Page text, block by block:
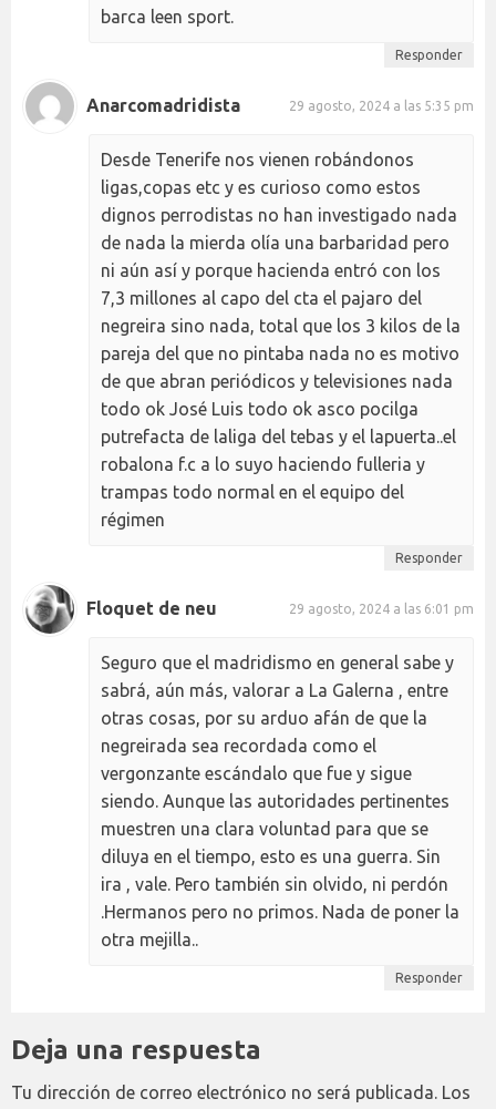
barca leen sport.
Responder
Anarcomadridista 29 agosto, 2024 a las 5:35 pm
Desde Tenerife nos vienen robándonos
ligas,copas etc y es curioso como estos
dignos perrodistas no han investigado nada
de nada la mierda olía una barbaridad pero
ni aún así y porque hacienda entró con los
7,3 millones al capo del cta el pajaro del
negreira sino nada, total que los 3 kilos de la
pareja del que no pintaba nada no es motivo
de que abran periódicos y televisiones nada
todo ok José Luis todo ok asco pocilga
putrefacta de laliga del tebas y el lapuerta..el
robalona f.c a lo suyo haciendo fulleria y
trampas todo normal en el equipo del
régimen
Responder
Floquet de neu 29 agosto, 2024 a las 6:01 pm
Seguro que el madridismo en general sabe y
sabrá, aún más, valorar a La Galerna , entre
otras cosas, por su arduo afán de que la
negreirada sea recordada como el
vergonzante escándalo que fue y sigue
siendo. Aunque las autoridades pertinentes
muestren una clara voluntad para que se
diluya en el tiempo, esto es una guerra. Sin
ira , vale. Pero también sin olvido, ni perdón
.Hermanos pero no primos. Nada de poner la
otra mejilla..
Responder
Deja una respuesta
Tu dirección de correo electrónico no será publicada. Los